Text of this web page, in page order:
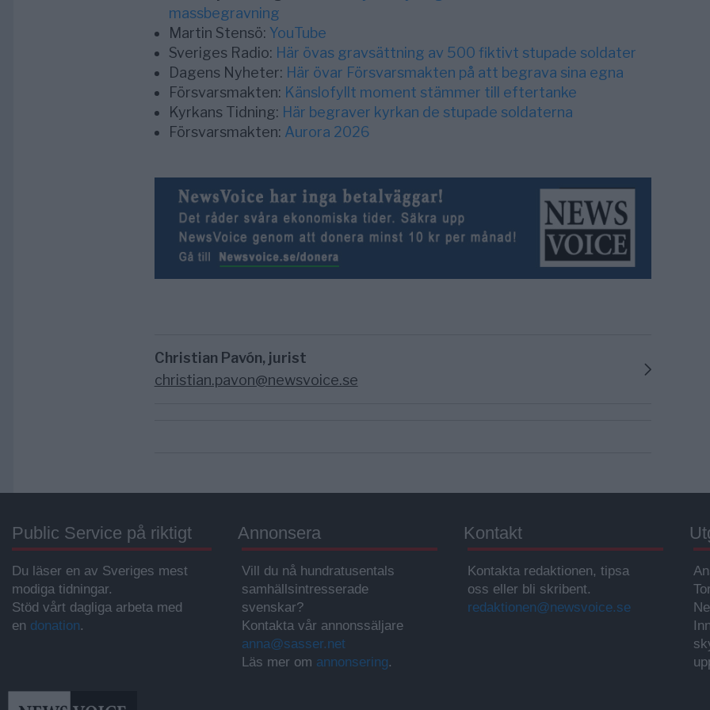
massbegravning
Martin Stensö: YouTube
Sveriges Radio: Här övas gravsättning av 500 fiktivt stupade soldater
Dagens Nyheter: Här övar Försvarsmakten på att begrava sina egna
Försvarsmakten: Känslofyllt moment stämmer till eftertanke
Kyrkans Tidning: Här begraver kyrkan de stupade soldaterna
Försvarsmakten: Aurora 2026
Christian Pavón, jurist
christian.pavon@newsvoice.se
Public Service på riktigt
Du läser en av Sveriges mest
modiga tidningar.
Stöd vårt dagliga arbeta med
en donation.
Annonsera
Vill du nå hundratusentals
samhällsintresserade
svenskar?
Kontakta vår annonssäljare
anna@sasser.net
Läs mer om annonsering.
Kontakt
Kontakta redaktionen, tipsa
oss eller bli skribent.
redaktionen@newsvoice.se